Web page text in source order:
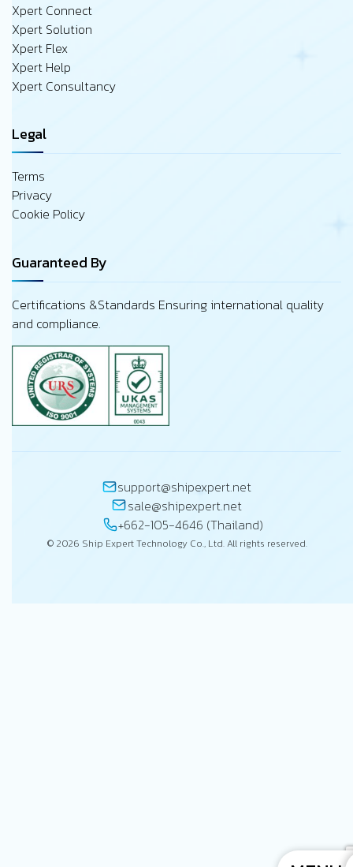
Xpert Connect
Xpert Solution
Xpert Flex
Xpert Help
Xpert Consultancy
Legal
Terms
Privacy
Cookie Policy
Guaranteed By
Certifications &Standards Ensuring international quality
and compliance.
support@shipexpert.net
sale@shipexpert.net
+662-105-4646 (Thailand)
© 2026 Ship Expert Technology Co., Ltd. All rights reserved.